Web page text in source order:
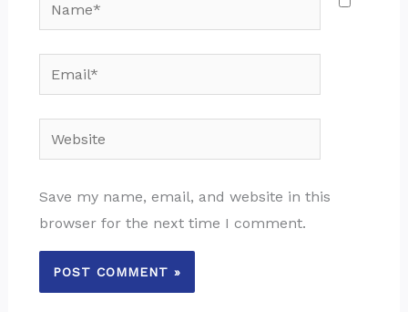
Email*
Website
Save my name, email, and website in this
browser for the next time I comment.